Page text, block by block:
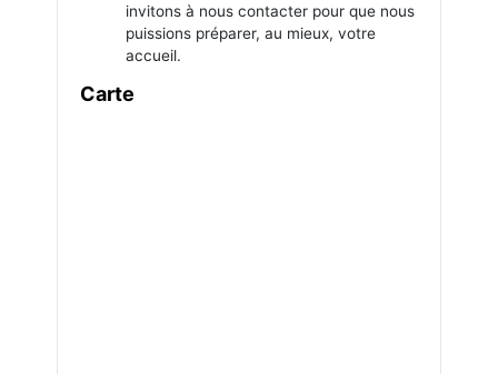
invitons à nous contacter pour que nous
puissions préparer, au mieux, votre
accueil.
Carte